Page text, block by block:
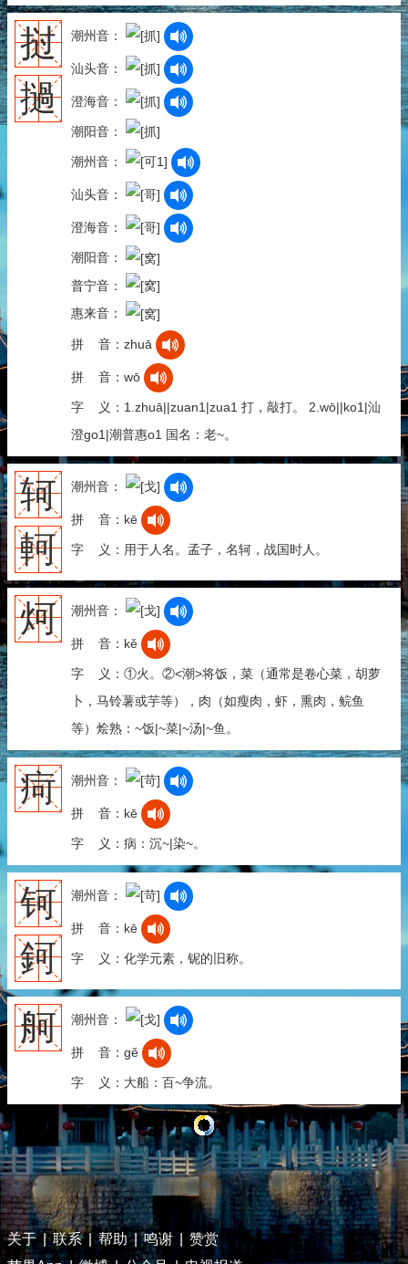
挝
撾
潮州音：
汕头音：
澄海音：
潮阳音：
潮州音：
汕头音：
澄海音：
潮阳音：
普宁音：
惠来音：
拼 音：zhuā
拼 音：wō
字 义：1.zhuā||zuan1|zua1 打，敲打。 2.wō||ko1|汕
澄go1|潮普惠o1 国名：老~。
轲
軻
潮州音：
拼 音：kē
字 义：用于人名。孟子，名轲，战国时人。
炣 潮州音：
拼 音：kě
字 义：①火。②<潮>将饭，菜（通常是卷心菜，胡萝
卜，马铃薯或芋等），肉（如瘦肉，虾，熏肉，鲩鱼
等）烩熟：~饭|~菜|~汤|~鱼。
疴 潮州音：
拼 音：kē
字 义：病：沉~|染~。
钶
鈳
潮州音：
拼 音：kē
字 义：化学元素，铌的旧称。
舸 潮州音：
拼 音：gě
字 义：大船：百~争流。
关于 | 联系 帮助 | 鸣谢
赞赏